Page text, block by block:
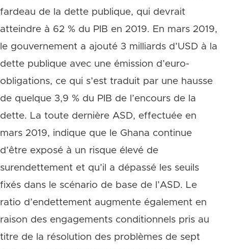
fardeau de la dette publique, qui devrait
atteindre à 62 % du PIB en 2019. En mars 2019,
le gouvernement a ajouté 3 milliards d’USD à la
dette publique avec une émission d’euro-
obligations, ce qui s’est traduit par une hausse
de quelque 3,9 % du PIB de l’encours de la
dette. La toute dernière ASD, effectuée en
mars 2019, indique que le Ghana continue
d’être exposé à un risque élevé de
surendettement et qu’il a dépassé les seuils
fixés dans le scénario de base de l’ASD. Le
ratio d’endettement augmente également en
raison des engagements conditionnels pris au
titre de la résolution des problèmes de sept